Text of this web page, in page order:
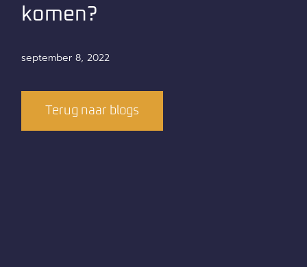
komen?
september 8, 2022
Terug naar blogs